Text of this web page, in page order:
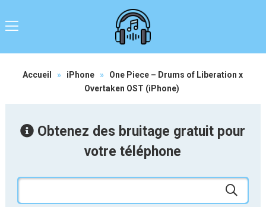
Accueil » iPhone »
One Piece – Drums of Liberation x
Overtaken OST (iPhone)
Obtenez des bruitage gratuit pour
votre téléphone